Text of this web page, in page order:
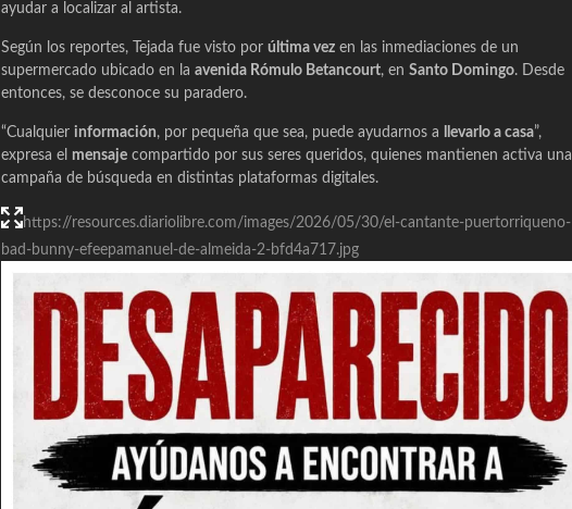
ayudar a localizar al artista.
Según los reportes, Tejada fue visto por última vez en las inmediaciones de un
supermercado ubicado en la avenida Rómulo Betancourt, en Santo Domingo. Desde
entonces, se desconoce su paradero.
“Cualquier información, por pequeña que sea, puede ayudarnos a llevarlo a casa”,
expresa el mensaje compartido por sus seres queridos, quienes mantienen activa una
campaña de búsqueda en distintas plataformas digitales.
https://resources.diariolibre.com/images/2026/05/30/el-cantante-puertorriqueno-
bad-bunny-efeepamanuel-de-almeida-2-bfd4a717.jpg